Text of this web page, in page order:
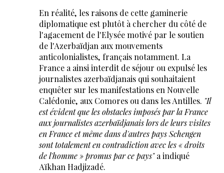
En réalité, les raisons de cette gaminerie
diplomatique est plutôt à chercher du côté de
l'agacement de l'Elysée motivé par le soutien
de l'Azerbaïdjan aux mouvements
anticolonialistes, français notamment. La
France a ainsi interdit de séjour ou expulsé les
journalistes azerbaïdjanais qui souhaitaient
enquêter sur les manifestations en Nouvelle
Calédonie, aux Comores ou dans les Antilles. "Il
est évident que les obstacles imposés par la France
aux journalistes azerbaïdjanais lors de leurs visites
en France et même dans d'autres pays Schengen
sont totalement en contradiction avec les « droits
de l'homme » promus par ce pays"a indiqué
Aïkhan Hadjizadé.